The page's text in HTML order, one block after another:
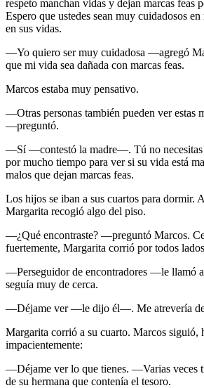
respeto manchan vidas y dejan marcas feas
Espero que ustedes sean muy cuidadosos
en sus vidas.
—Yo quiero ser muy cuidadosa —agregó
que mi vida sea dañada con marcas feas.
Marcos estaba muy pensativo.
—Otras personas también pueden ver estas
—preguntó.
—Sí —contestó la madre—. Tú no necesitas
por mucho tiempo para ver si su vida está
malos que dejan marcas feas.
Los hijos se iban a sus cuartos para dormir.
Margarita recogió algo del piso.
—¿Qué encontraste? —preguntó Marcos.
fuertemente, Margarita corrió por todos
—Perseguidor de encontradores —le llamó
seguía muy de cerca.
—Déjame ver —le dijo él—. Me atrevería
Margarita corrió a su cuarto. Marcos siguió,
impacientemente:
—Déjame ver lo que tienes. —Varias veces
de su hermana que contenía el tesoro.